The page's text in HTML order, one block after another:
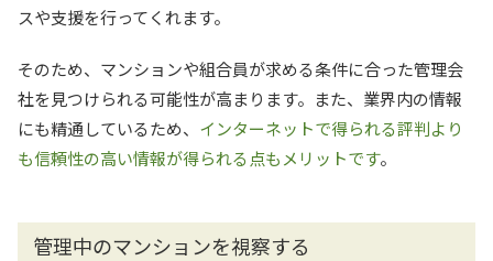
スや支援を行ってくれます。
そのため、マンションや組合員が求める条件に合った管理会
社を見つけられる可能性が高まります。また、業界内の情報
にも精通しているため、 インターネットで得られる評判より
も信頼性の高い情報が得られる点もメリットです。
管理中のマンションを視察する